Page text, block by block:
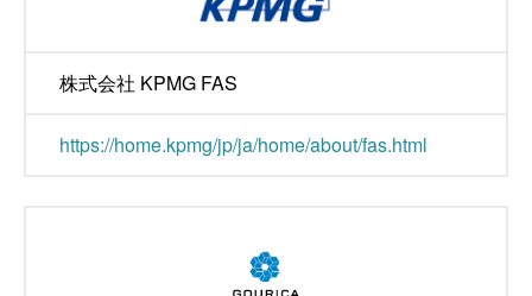
株式会社 KPMG FAS
https://home.kpmg/jp/ja/home/about/fas.html